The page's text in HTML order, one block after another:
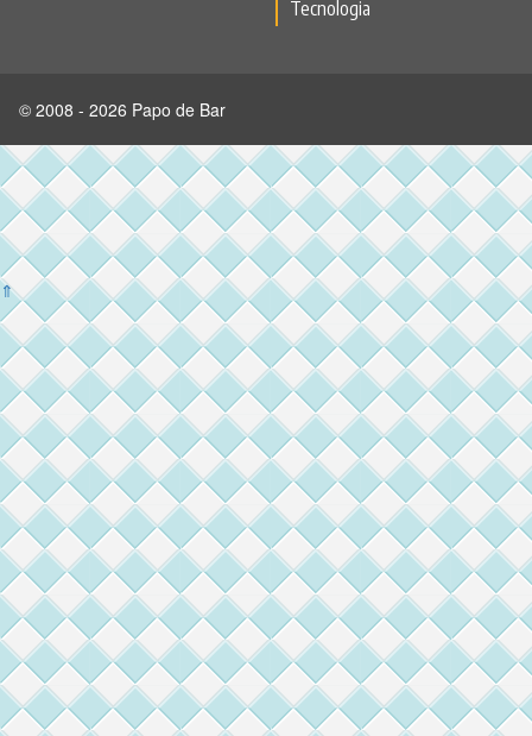
Tecnologia
© 2008 - 2026 Papo de Bar
⇑